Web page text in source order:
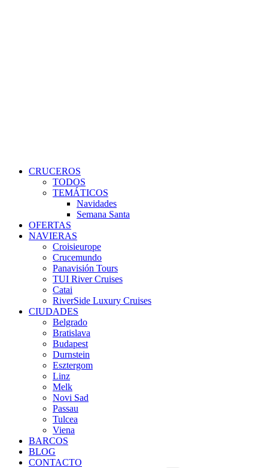
CRUCEROS
TODOS
TEMÁTICOS
Navidades
Semana Santa
OFERTAS
NAVIERAS
Croisieurope
Crucemundo
Panavisión Tours
TUI River Cruises
Catai
RiverSide Luxury Cruises
CIUDADES
Belgrado
Bratislava
Budapest
Durnstein
Esztergom
Linz
Melk
Novi Sad
Passau
Tulcea
Viena
BARCOS
BLOG
CONTACTO